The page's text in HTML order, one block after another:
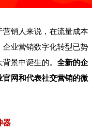
营销人来说，在流量成本
业营销数字化转型已势
景中诞生的。 全新的企
网和代表社交营销的微
器